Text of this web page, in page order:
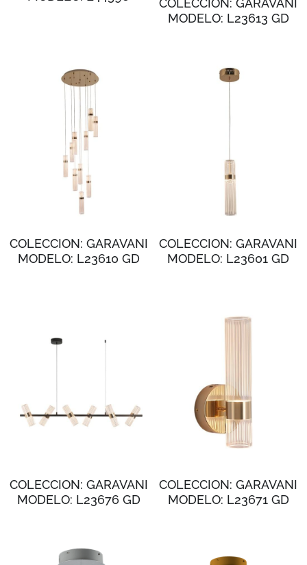
COLECCION: GARAVANI
MODELO: L23613 GD
COLECCION: GARAVANI
MODELO: L23610 GD
COLECCION: GARAVANI
MODELO: L23601 GD
COLECCION: GARAVANI
MODELO: L23676 GD
COLECCION: GARAVANI
MODELO: L23671 GD